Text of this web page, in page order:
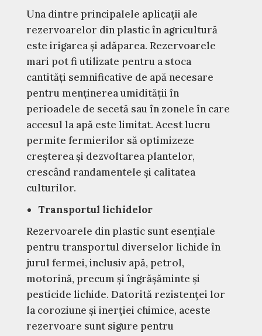
Una dintre principalele aplicații ale
rezervoarelor din plastic în agricultură
este irigarea și adăparea. Rezervoarele
mari pot fi utilizate pentru a stoca
cantități semnificative de apă necesare
pentru menținerea umidității în
perioadele de secetă sau în zonele în care
accesul la apă este limitat. Acest lucru
permite fermierilor să optimizeze
creșterea și dezvoltarea plantelor,
crescând randamentele și calitatea
culturilor.
Transportul lichidelor
Rezervoarele din plastic sunt esențiale
pentru transportul diverselor lichide în
jurul fermei, inclusiv apă, petrol,
motorină, precum și îngrășăminte și
pesticide lichide. Datorită rezistenței lor
la coroziune și inerției chimice, aceste
rezervoare sunt sigure pentru